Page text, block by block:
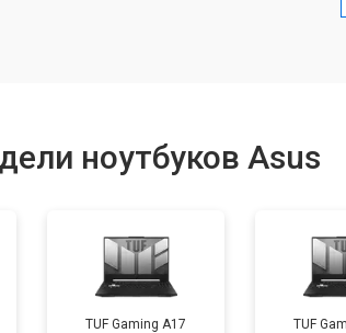
ноутбуков Asus
TUF Gaming A17 TUF